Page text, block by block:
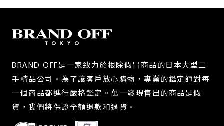
BRAND OFF是一家致力於根除假冒商品的日本大型二
手精品公司。為了讓客戶放心購物，專業的鑑定師對每
一個商品都進行嚴格鑑定。萬一發現售出的商品是假
貨，我們將保證全額退款和退貨。